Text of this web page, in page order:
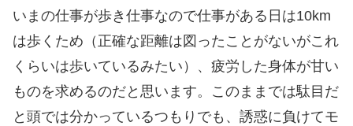
いまの仕事が歩き仕事なので仕事がある日は10km
は歩くため（正確な距離は図ったことがないがこれ
くらいは歩いているみたい）、疲労した身体が甘い
ものを求めるのだと思います。このままでは駄目だ
と頭では分かっているつもりでも、誘惑に負けてモ